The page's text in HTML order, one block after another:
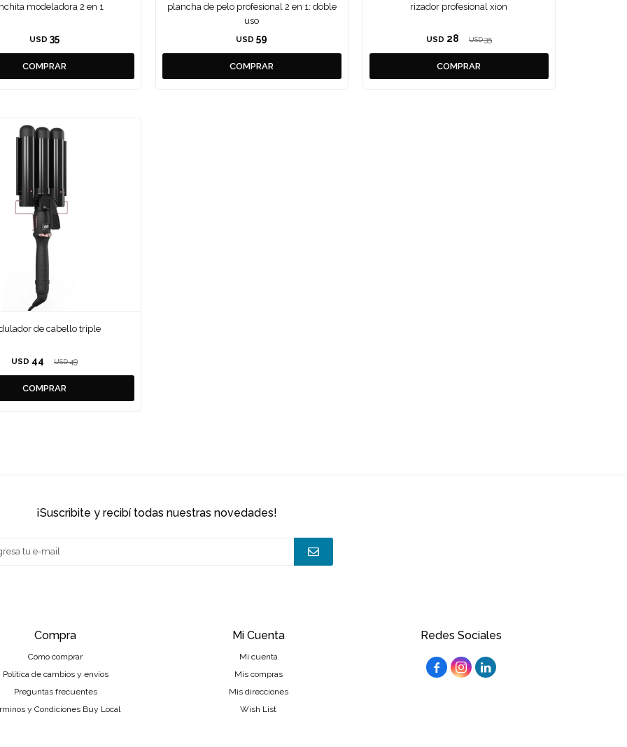
modeladora 2 en 1
USD 35
plancha de pelo profesional 2 en 1: doble
uso
USD 59
rizador profesional xion
USD 28 USD 35
de cabello triple
USD 44 USD 49
Redes Sociales
  
Compra
Cómo comprar
Política de cambios y envíos
Preguntas frecuentes
y Condiciones Buy Local
Mi Cuenta
Mi cuenta
Mis compras
Mis direcciones
Wish List
¡suscribite y recibí todas nuestras novedades!